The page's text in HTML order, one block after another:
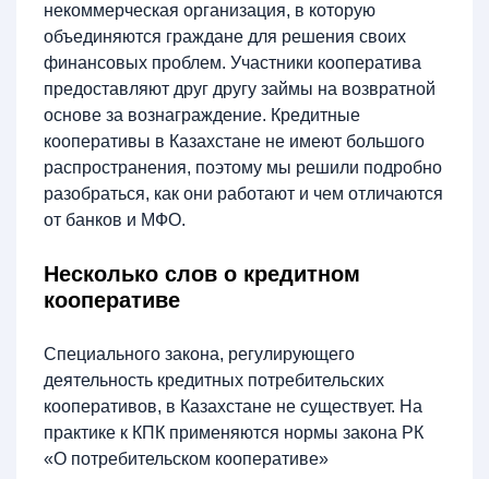
некоммерческая организация, в которую
объединяются граждане для решения своих
финансовых проблем. Участники кооператива
предоставляют друг другу займы на возвратной
основе за вознаграждение. Кредитные
кооперативы в Казахстане не имеют большого
распространения, поэтому мы решили подробно
разобраться, как они работают и чем отличаются
от банков и МФО.
Несколько слов о кредитном
кооперативе
Специального закона, регулирующего
деятельность кредитных потребительских
кооперативов, в Казахстане не существует. На
практике к КПК применяются нормы закона РК
«О потребительском кооперативе»